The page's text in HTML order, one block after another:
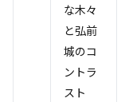
な木々
と弘前
城のコ
ントラ
スト